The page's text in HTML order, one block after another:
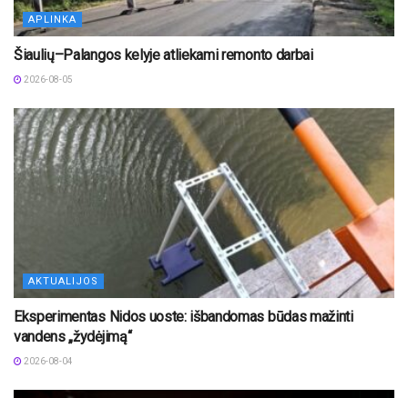
APLINKA
Šiaulių–Palangos kelyje atliekami remonto darbai
2026-08-05
AKTUALIJOS
Eksperimentas Nidos uoste: išbandomas būdas mažinti
vandens „žydėjimą“
2026-08-04